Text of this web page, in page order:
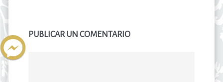
PUBLICAR UN COMENTARIO